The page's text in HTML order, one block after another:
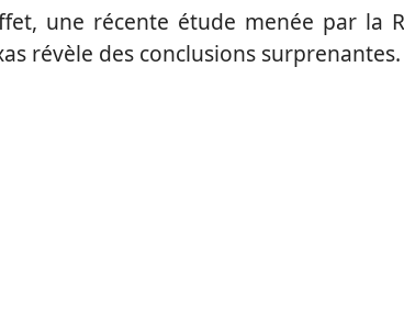
une récente étude menée par la
révèle des conclusions surprenantes.